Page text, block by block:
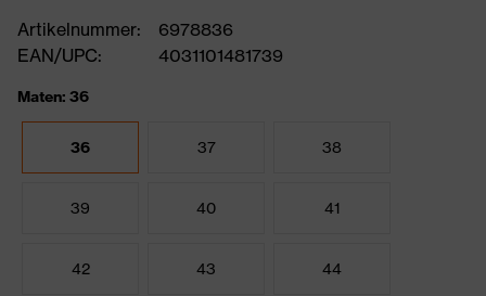
Artikelnummer:
6978836
EAN/UPC:
4031101481739
Maten: 36
36 37 38
39 40 41
42 43 44